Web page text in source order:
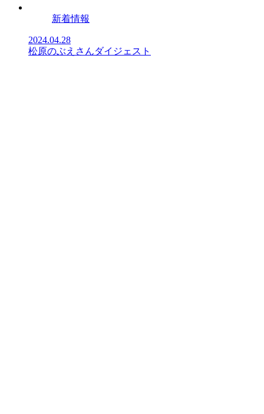
新着情報
2024.04.28
松原のぶえさんダイジェスト